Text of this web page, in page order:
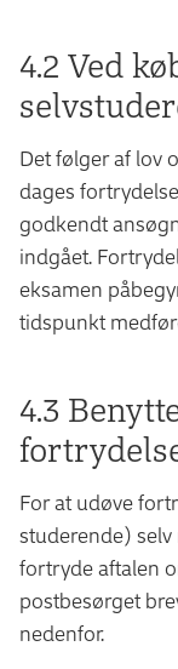
4.2 Ved
Det følger af lov
dages
godkendt
indgået.
eksamen
tidspunkt
4.3
For at udøve
studerende)
fortryde aftalen
postbesørget
nedenfor.